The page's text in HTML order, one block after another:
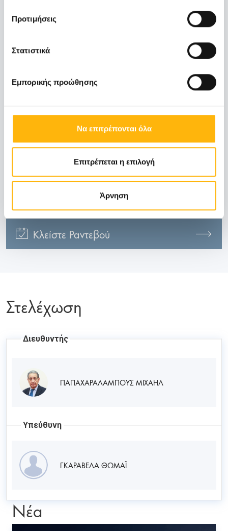
Προτιμήσεις
Στατιστικά
Εμπορικής προώθησης
Να επιτρέπονται όλα
Επιτρέπεται η επιλογή
Άρνηση
210 638 3090
Email:
checkup@iaso.gr
Ωράριο λειτουργίας:
Δευτέρα - Παρασκευή: 07:00 - 15:00
Κλείστε Ραντεβού
Στελέχωση
Διευθυντής
ΠΑΠΑΧΑΡΑΛΑΜΠΟΥΣ ΜΙΧΑΗΛ
Υπεύθυνη
ΓΚΑΡΑΒΕΛΑ ΘΩΜΑΪ
Νέα